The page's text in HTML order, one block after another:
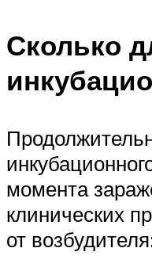
Сколько
момента
клинических
от